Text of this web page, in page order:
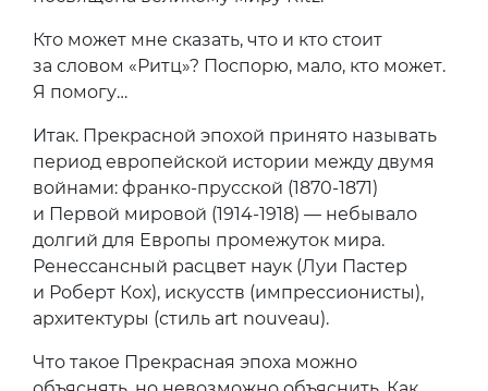
Кто может мне сказать, что и кто стоит
за словом «Ритц»? Поспорю, мало, кто может.
Я помогу…
Итак. Прекрасной эпохой принято называть
период европейской истории между двумя
войнами: франко-прусской (1870-1871)
и Первой мировой (1914-1918) — небывало
долгий для Европы промежуток мира.
Ренессансный расцвет наук (Луи Пастер
и Роберт Кох), искусств (импрессионисты),
архитектуры (стиль art nouveau).
Что такое Прекрасная эпоха можно